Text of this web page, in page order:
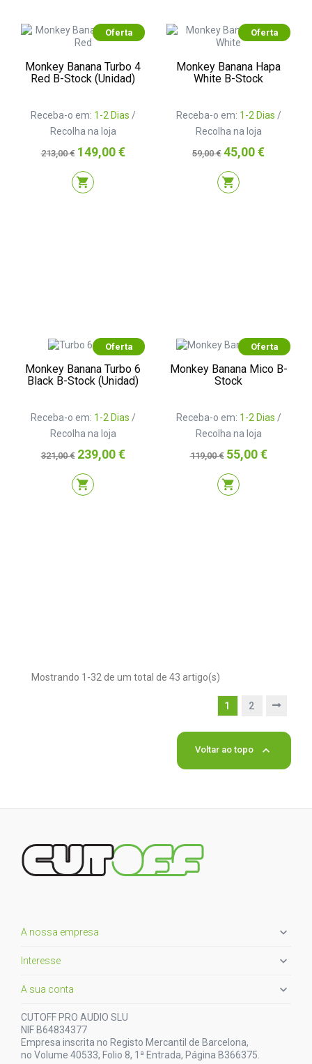
Oferta
Monkey Banana Turbo 4
Red B-Stock (Unidad)
Receba-o em: 1-2 Dias /
Recolha na loja
Preço
normal
213,00 € Preço
149,00 €
shopping_cart
Oferta
Monkey Banana Hapa
White B-Stock
Receba-o em: 1-2 Dias /
Recolha na loja
Preço
normal
59,00 € Preço
45,00 €
shopping_cart
Oferta
Monkey Banana Turbo 6
Black B-Stock (Unidad)
Receba-o em: 1-2 Dias /
Recolha na loja
Preço
normal
321,00 € Preço
239,00 €
shopping_cart
Oferta
Monkey Banana Mico B-
Stock
Receba-o em: 1-2 Dias /
Recolha na loja
Preço
normal
119,00 € Preço
55,00 €
shopping_cart
Mostrando 1-32 de um total de 43 artigo(s)
1 2
Voltar ao topo 
A nossa empresa 
Interesse 
A sua conta 
CUTOFF PRO AUDIO SLU
NIF B64834377
Empresa inscrita no Registo Mercantil de Barcelona,
no Volume 40533, Folio 8, 1ª Entrada, Página B366375.